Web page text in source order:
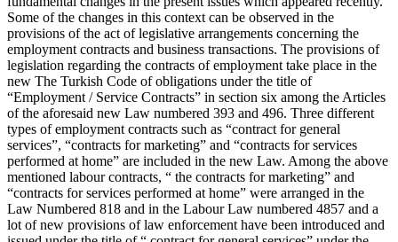
Some of the changes in this context can be observed in the
provisions of the act of legislative arrangements concerning the
employment contracts and business transactions. The provisions of
legislation regarding the contracts of employment take place in the
new The Turkish Code of obligations under the title of
“Employment / Service Contracts” in section six among the Articles
of the aforesaid new Law numbered 393 and 496. Three different
types of employment contracts such as “contract for general
services”, “contracts for marketing” and “contracts for services
performed at home” are included in the new Law. Among the above
mentioned labour contracts, “ the contracts for marketing” and
“contracts for services performed at home” were arranged in the
Law Numbered 818 and in the Labour Law numbered 4857 and a
lot of new provisions of law enforcement have been introduced and